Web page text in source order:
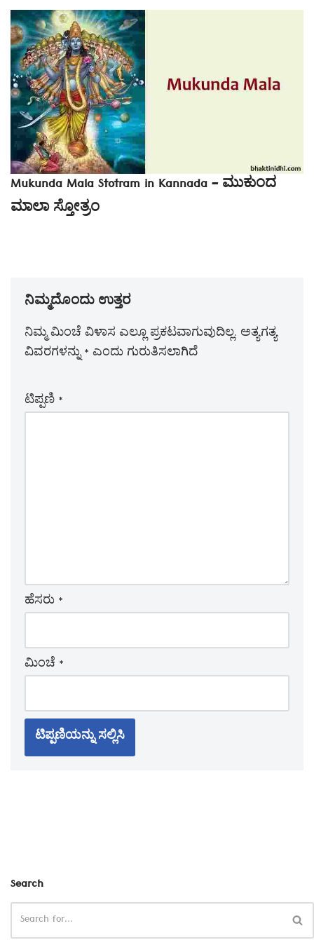
Mukunda Mala Stotram in Kannada – ಮುಕುಂದ
ಮಾಲಾ ಸ್ತೋತ್ರಂ
ನಿಮ್ಮದೊಂದು ಉತ್ತರ
ನಿಮ್ಮ ಮಿಂಚೆ ವಿಳಾಸ ಎಲ್ಲೂ ಪ್ರಕಟವಾಗುವುದಿಲ್ಲ. ಅತ್ಯಗತ್ಯ
ವಿವರಗಳನ್ನು* ಎಂದು ಗುರುತಿಸಲಾಗಿದೆ
ಟಿಪ್ಪಣಿ *
ಹೆಸರು *
ಮಿಂಚೆ *
Search